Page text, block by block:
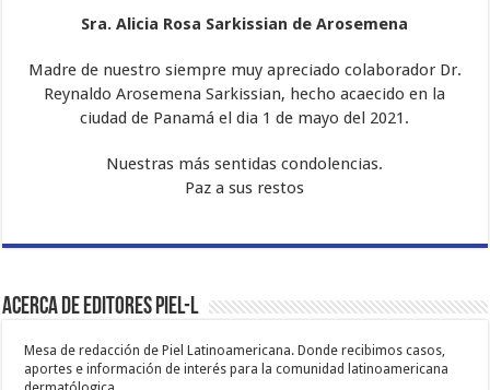
Sra. Alicia Rosa Sarkissian de Arosemena
Madre de nuestro siempre muy apreciado colaborador Dr.
Reynaldo Arosemena Sarkissian, hecho acaecido en la
ciudad de Panamá el dia 1 de mayo del 2021.
Nuestras más sentidas condolencias.
Paz a sus restos
Acerca de Editores PIEL-L
Mesa de redacción de Piel Latinoamericana. Donde recibimos casos,
aportes e información de interés para la comunidad latinoamericana